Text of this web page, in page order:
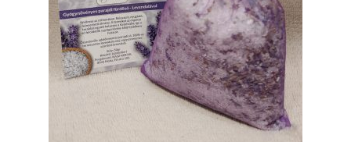
termékoldalon
választhatók
ki